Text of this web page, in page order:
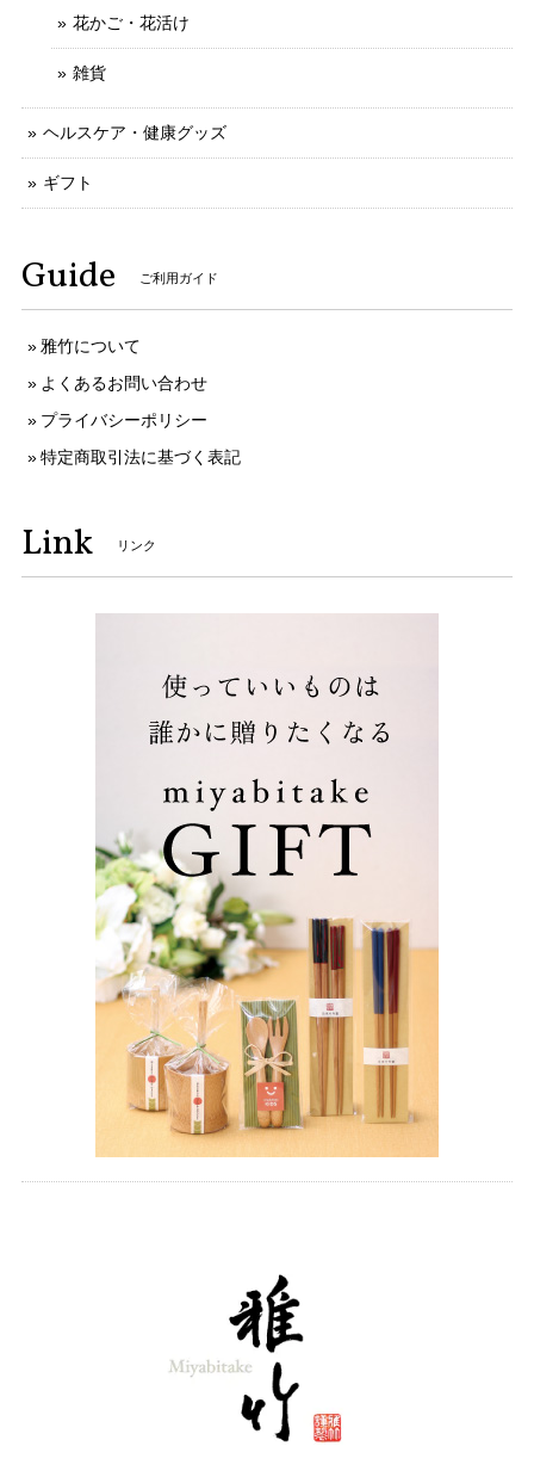
花かご・花活け
雑貨
ヘルスケア・健康グッズ
ギフト
Guide ご利用ガイド
雅竹について
よくあるお問い合わせ
プライバシーポリシー
特定商取引法に基づく表記
Link リンク